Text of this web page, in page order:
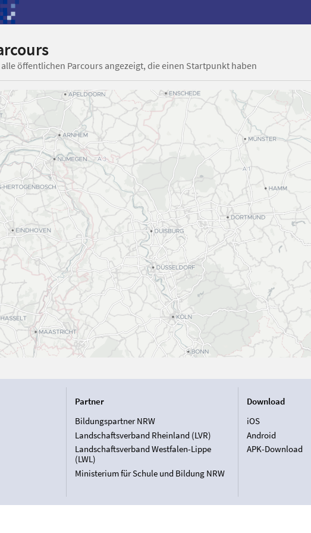
öffentlichen Parcours angezeigt, die einen Startpunkt haben
Partner
Bildungspartner NRW
Landschaftsverband Rheinland (LVR)
Landschaftsverband Westfalen-Lippe
(LWL)
Ministerium für Schule und Bildung NRW
Download
iOS
Android
APK-Download